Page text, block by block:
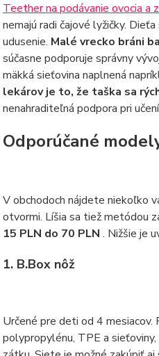
Teether na podávanie ovocia a
nemajú radi čajové lyžičky.
udusenie. Malé vrecko bráni
súčasne podporuje správny
mäkká sieťovina naplnená
lekárov je to, že taška sa
nenahraditeľná podpora pri
Odporúčané
V obchodoch nájdete niekoľko
otvormi. Líšia sa tiež metódou
15 PLN do 70 PLN . Nižšie je
1. B.Box nôž
Určené pre deti od 4
polypropylénu, TPE a